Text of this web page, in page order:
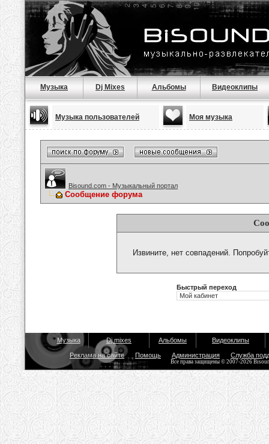
Музыка Dj Mixes Альбомы Видеоклипы
Музыка пользователей Моя музыка
Bisound.com - Музыкальный портал
Сообщение форума
Извините, нет совпадений.
Быстрый переход
Музыка Dj mixes Альбомы Видеоклипы
Реклама на сайте Помощь Администрация Служба
Все права защищены © 2007-2026